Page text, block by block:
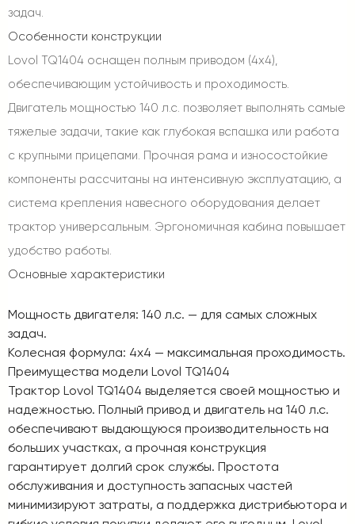
задач.
Особенности конструкции
Lovol TQ1404 оснащен полным приводом (4x4),
обеспечивающим устойчивость и проходимость.
Двигатель мощностью 140 л.с. позволяет выполнять самые
тяжелые задачи, такие как глубокая вспашка или работа
с крупными прицепами. Прочная рама и износостойкие
компоненты рассчитаны на интенсивную эксплуатацию, а
система крепления навесного оборудования делает
трактор универсальным. Эргономичная кабина повышает
удобство работы.
Основные характеристики
Мощность двигателя: 140 л.с. — для самых сложных
задач.
Колесная формула: 4x4 — максимальная проходимость.
Преимущества модели Lovol TQ1404
Трактор Lovol TQ1404 выделяется своей мощностью и
надежностью. Полный привод и двигатель на 140 л.с.
обеспечивают выдающуюся производительность на
больших участках, а прочная конструкция
гарантирует долгий срок службы. Простота
обслуживания и доступность запасных частей
минимизируют затраты, а поддержка дистрибьютора и